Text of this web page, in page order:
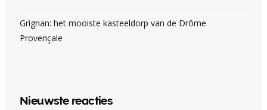
Grignan: het mooiste kasteeldorp van de Drôme
Provençale
Nieuwste reacties